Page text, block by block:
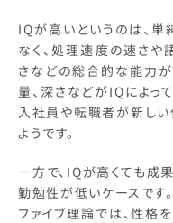
IQが高いというのは、
なく、処理速度の速さ
さなどの総合的な能力
量、深さなどがIQによっ
入社員や転職者が新し
ようです。
一方で、IQが高くても成
勤勉性が低いケースです
ファイブ理論では、性格